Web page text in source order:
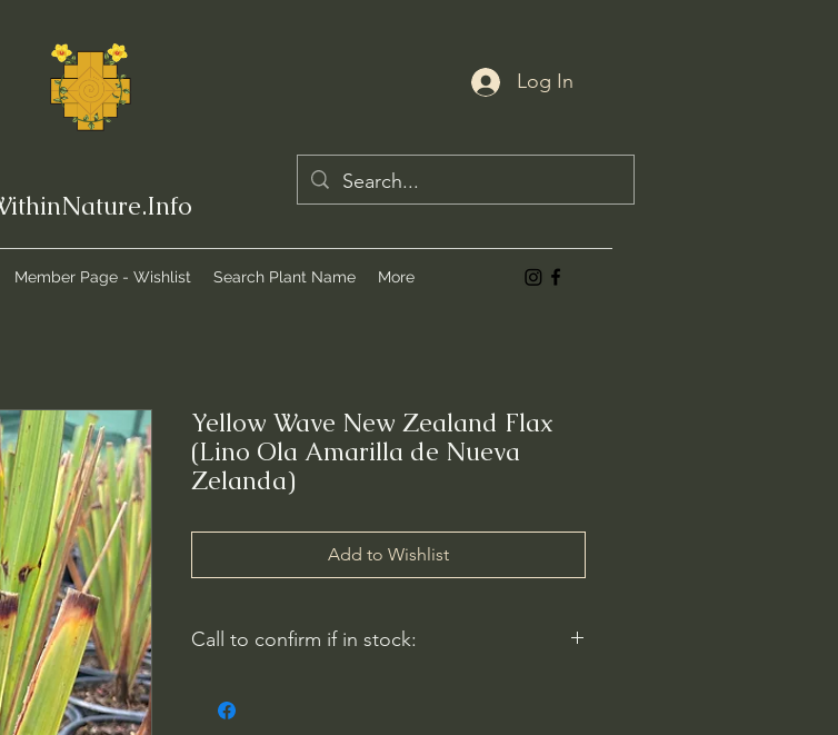
Log In
Member Page - Wishlist Search Plant Name More
Yellow Wave New Zealand Flax
(Lino Ola Amarilla de Nueva
Zelanda)
Add to Wishlist
Call to confirm if in stock:
Riverside County